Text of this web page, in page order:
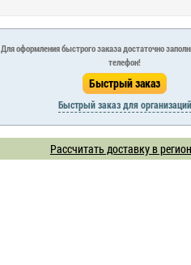
Для оформления быстрого заказа достаточно
телефон!
Быстрый заказ для организаций
Рассчитать доставку в